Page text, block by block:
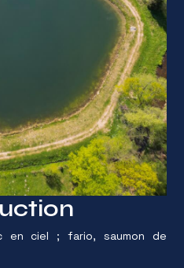
en ciel ; fario, saumon de